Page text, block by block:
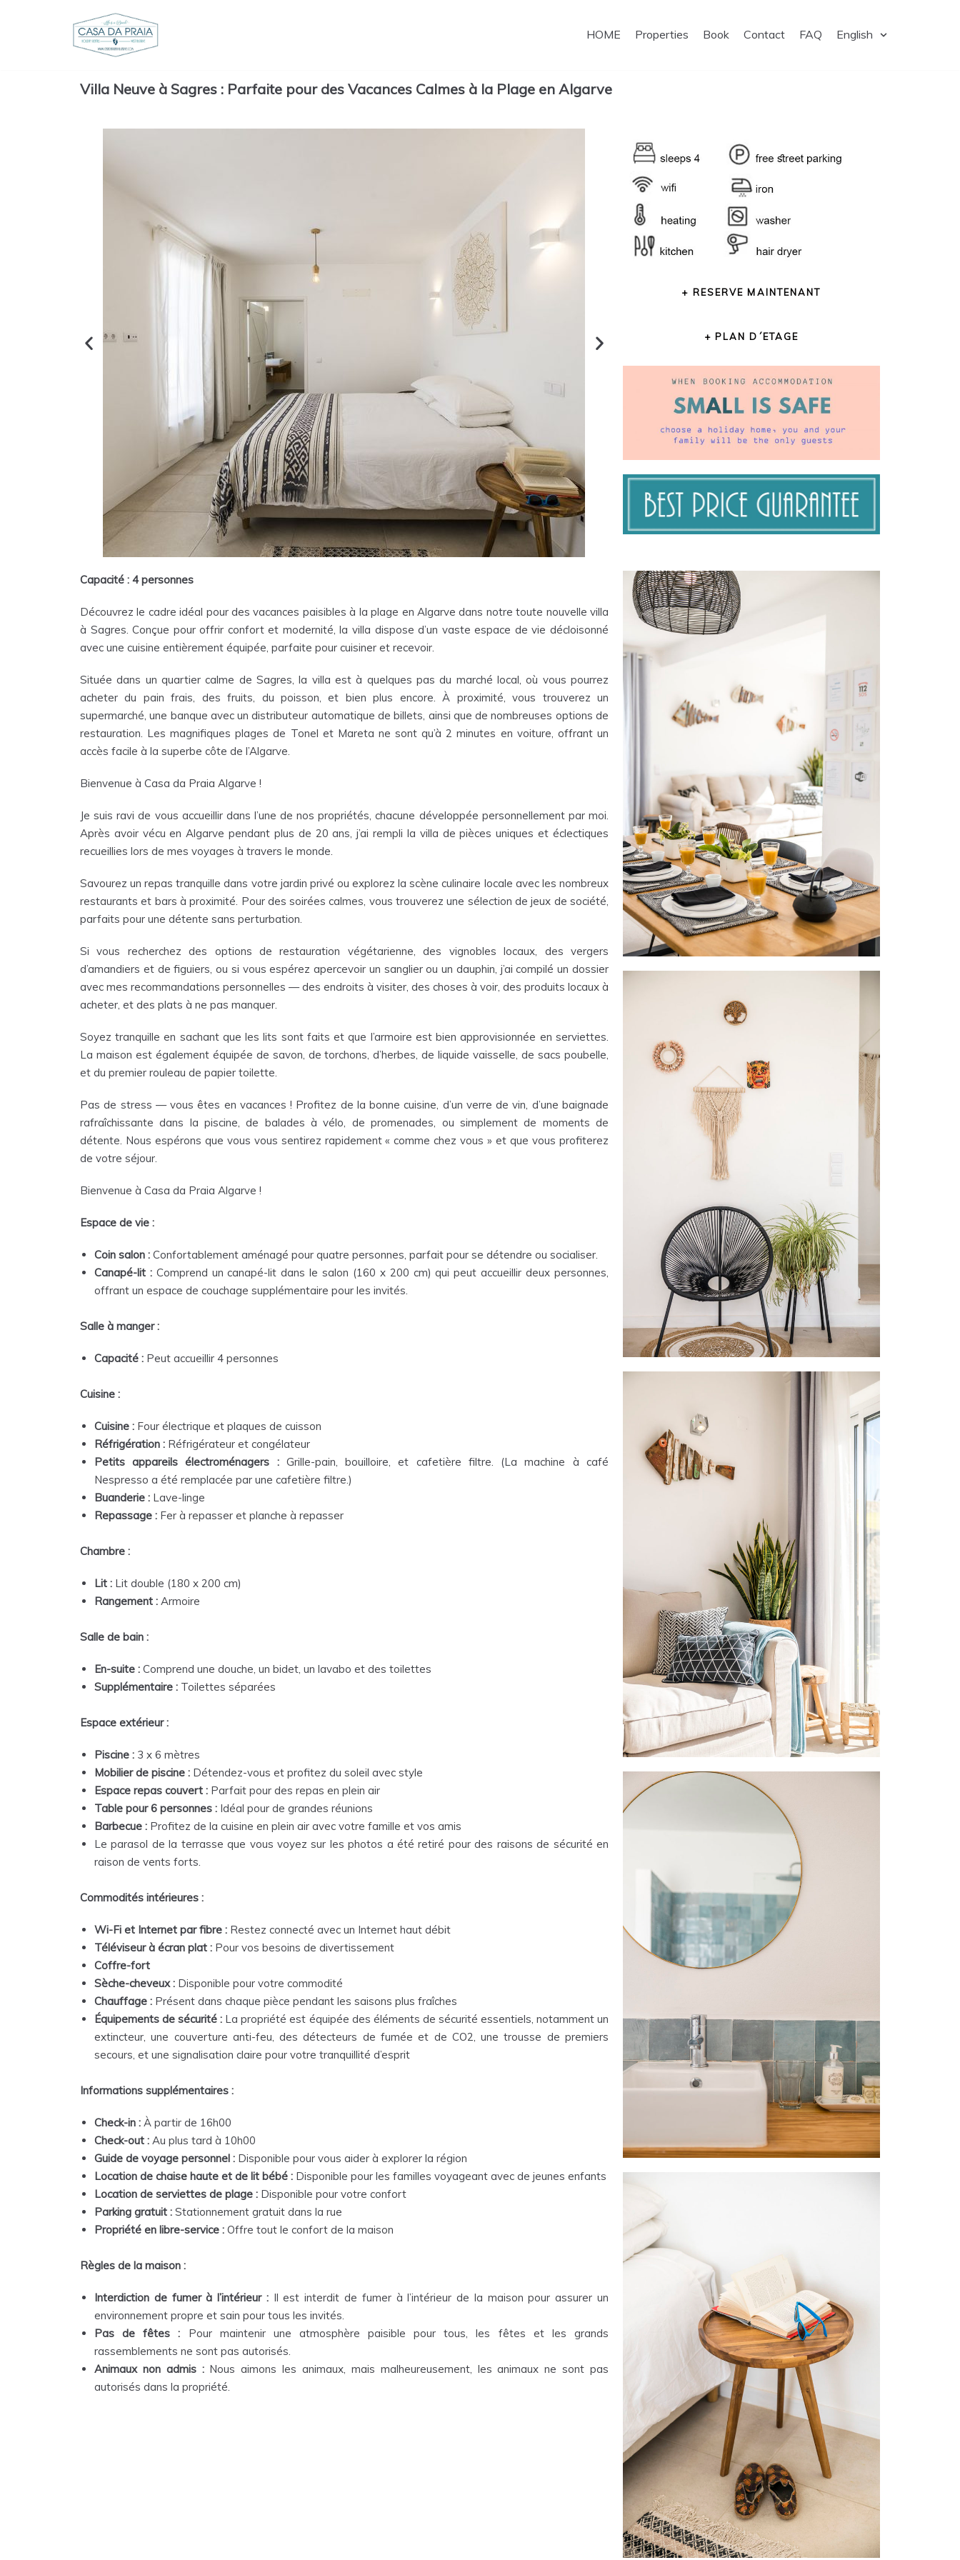
HOME Properties Book Contact FAQ English
Villa Neuve à Sagres : Parfaite pour des Vacances Calmes à la Plage en Algarve
+ RESERVE MAINTENANT
+ PLAN D´ETAGE
Capacité : 4 personnes
Découvrez le cadre idéal pour des vacances paisibles à la plage en Algarve dans notre toute nouvelle villa
à Sagres. Conçue pour offrir confort et modernité, la villa dispose d’un vaste espace de vie décloisonné
avec une cuisine entièrement équipée, parfaite pour cuisiner et recevoir.
Située dans un quartier calme de Sagres, la villa est à quelques pas du marché local, où vous pourrez
acheter du pain frais, des fruits, du poisson, et bien plus encore. À proximité, vous trouverez un
supermarché, une banque avec un distributeur automatique de billets, ainsi que de nombreuses options de
restauration. Les magnifiques plages de Tonel et Mareta ne sont qu’à 2 minutes en voiture, offrant un
accès facile à la superbe côte de l’Algarve.
Bienvenue à Casa da Praia Algarve !
Je suis ravi de vous accueillir dans l’une de nos propriétés, chacune développée personnellement par moi.
Après avoir vécu en Algarve pendant plus de 20 ans, j’ai rempli la villa de pièces uniques et éclectiques
recueillies lors de mes voyages à travers le monde.
Savourez un repas tranquille dans votre jardin privé ou explorez la scène culinaire locale avec les nombreux
restaurants et bars à proximité. Pour des soirées calmes, vous trouverez une sélection de jeux de société,
parfaits pour une détente sans perturbation.
Si vous recherchez des options de restauration végétarienne, des vignobles locaux, des vergers
d’amandiers et de figuiers, ou si vous espérez apercevoir un sanglier ou un dauphin, j’ai compilé un dossier
avec mes recommandations personnelles — des endroits à visiter, des choses à voir, des produits locaux à
acheter, et des plats à ne pas manquer.
Soyez tranquille en sachant que les lits sont faits et que l’armoire est bien approvisionnée en serviettes.
La maison est également équipée de savon, de torchons, d’herbes, de liquide vaisselle, de sacs poubelle,
et du premier rouleau de papier toilette.
Pas de stress — vous êtes en vacances ! Profitez de la bonne cuisine, d’un verre de vin, d’une baignade
rafraîchissante dans la piscine, de balades à vélo, de promenades, ou simplement de moments de
détente. Nous espérons que vous vous sentirez rapidement « comme chez vous » et que vous profiterez
de votre séjour.
Bienvenue à Casa da Praia Algarve !
Espace de vie :
Coin salon : Confortablement aménagé pour quatre personnes, parfait pour se détendre ou socialiser.
Canapé-lit :Comprend un canapé-lit dans le salon (160 x 200 cm) qui peut accueillir deux personnes,
offrant un espace de couchage supplémentaire pour les invités.
Salle à manger :
Capacité : Peut accueillir 4 personnes
Cuisine :
Cuisine : Four électrique et plaques de cuisson
Réfrigération : Réfrigérateur et congélateur
Petits appareils électroménagers :Grille-pain, bouilloire, et cafetière filtre. (La machine à café
Nespresso a été remplacée par une cafetière filtre.)
Buanderie : Lave-linge
Repassage : Fer à repasser et planche à repasser
Chambre :
Lit : Lit double (180 x 200 cm)
Rangement : Armoire
Salle de bain :
En-suite : Comprend une douche, un bidet, un lavabo et des toilettes
Supplémentaire : Toilettes séparées
Espace extérieur :
Piscine : 3 x 6 mètres
Mobilier de piscine : Détendez-vous et profitez du soleil avec style
Espace repas couvert : Parfait pour des repas en plein air
Table pour 6 personnes : Idéal pour de grandes réunions
Barbecue : Profitez de la cuisine en plein air avec votre famille et vos amis
Le parasol de la terrasse que vous voyez sur les photos a été retiré pour des raisons de sécurité en
raison de vents forts.
Commodités intérieures :
Wi-Fi et Internet par fibre : Restez connecté avec un Internet haut débit
Téléviseur à écran plat : Pour vos besoins de divertissement
Coffre-fort
Sèche-cheveux : Disponible pour votre commodité
Chauffage : Présent dans chaque pièce pendant les saisons plus fraîches
Équipements de sécurité : La propriété est équipée des éléments de sécurité essentiels, notamment un
extincteur, une couverture anti-feu, des détecteurs de fumée et de CO2, une trousse de premiers
secours, et une signalisation claire pour votre tranquillité d’esprit
Informations supplémentaires :
Check-in : À partir de 16h00
Check-out : Au plus tard à 10h00
Guide de voyage personnel : Disponible pour vous aider à explorer la région
Location de chaise haute et de lit bébé : Disponible pour les familles voyageant avec de jeunes enfants
Location de serviettes de plage : Disponible pour votre confort
Parking gratuit : Stationnement gratuit dans la rue
Propriété en libre-service : Offre tout le confort de la maison
Règles de la maison :
Interdiction de fumer à l’intérieur :Il est interdit de fumer à l’intérieur de la maison pour assurer un
environnement propre et sain pour tous les invités.
Pas de fêtes : Pour maintenir une atmosphère paisible pour tous, les fêtes et les grands
rassemblements ne sont pas autorisés.
Animaux non admis :Nous aimons les animaux, mais malheureusement, les animaux ne sont pas
autorisés dans la propriété.